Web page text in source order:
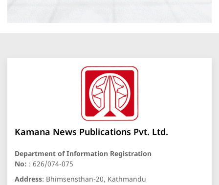
Kamana News Publications Pvt. Ltd.
Department of Information Registration
No: : 626/074-075
Address: Bhimsensthan-20, Kathmandu